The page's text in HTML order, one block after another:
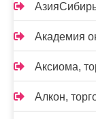
Академия
Аксиома,
Алкон,